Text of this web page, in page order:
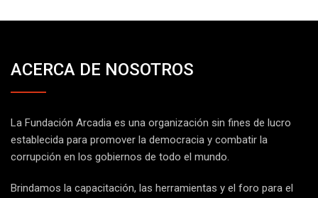
ACERCA DE NOSOTROS
La Fundación Arcadia es una organización sin fines de lucro
establecida para promover la democracia y combatir la
corrupción en los gobiernos de todo el mundo.
Brindamos la capacitación, las herramientas y el foro para el